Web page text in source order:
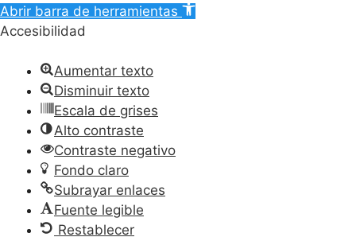
Abrir barra de herramientas
Accesibilidad
Aumentar texto
Disminuir texto
Escala de grises
Alto contraste
Contraste negativo
Fondo claro
Subrayar enlaces
Fuente legible
Restablecer